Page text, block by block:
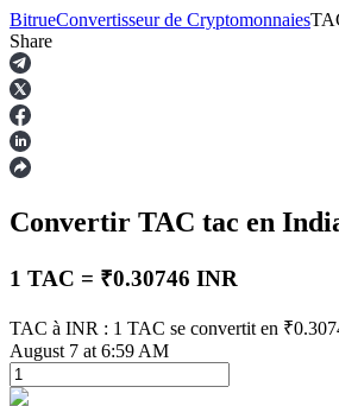
Contrats à terme
BitrueConvertisseur de Cryptomonnaies
Share
Convertir TAC tac en
1 TAC = ₹0.30746 INR
TAC à INR : 1 TAC se convertit en
August 7 at 6:59 AM